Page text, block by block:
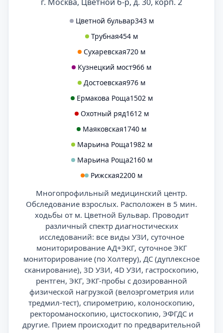
Цветной бульвар343 м
Трубная454 м
Сухаревская720 м
Кузнецкий мост966 м
Достоевская976 м
Ермакова Роща1502 м
Охотный ряд1612 м
Маяковская1740 м
Марьина Роща1982 м
Марьина Роща2160 м
Рижская2200 м
Многопрофильный медицинский центр.
Обследование взрослых. Расположен в 5 мин.
ходьбы от м. Цветной Бульвар. Проводит
различный спектр диагностических
исследований: все виды УЗИ, суточное
мониторирование АД+ЭКГ, суточное ЭКГ
мониторирование (по Холтеру), ДС (дуплексное
сканирование), 3D УЗИ, 4D УЗИ, гастроскопию,
рентген, ЭКГ, ЭКГ-пробы с дозированной
физической нагрузкой (велоэргометрия или
тредмил-тест), спирометрию, колоноскопию,
ректороманоскопию, цистоскопию, ЭФГДС и
другие. Прием происходит по предварительной